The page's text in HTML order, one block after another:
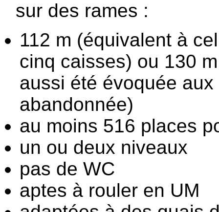
sur des rames :
112 m (équivalent à
cinq caisses) ou 130
aussi été évoquée
abandonnée)
au moins 516 places
un ou deux niveaux
pas de WC
aptes à rouler en UM